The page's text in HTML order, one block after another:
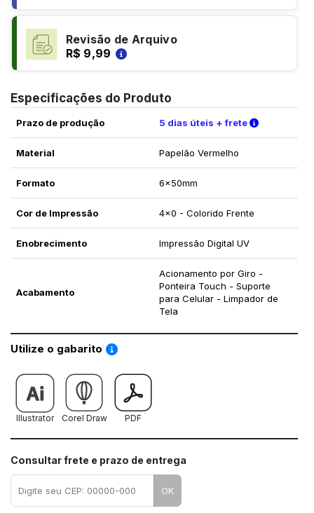
Revisão de Arquivo
R$ 9,99
Especificações do Produto
Prazo de produção 5 dias úteis + frete Verifique
Material Papelão Vermelho
Formato 6x50mm
Cor de Impressão 4x0 - Colorido Frente
Enobrecimento Impressão Digital UV
Acabamento
Acionamento por Giro -
Ponteira Touch - Suporte
para Celular - Limpador de
Tela
Utilize o gabarito Saiba como utilizar os nossos gabaritos
Illustrator Corel Draw PDF
Consultar frete e prazo de entrega
OK